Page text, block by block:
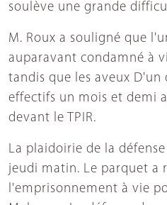
soulève une grande
M. Roux a souligné que
auparavant condamné à
tandis que les aveux
effectifs un mois et demi
devant le TPIR.
La plaidoirie de la
jeudi matin. Le parquet a
l'emprisonnement à vie